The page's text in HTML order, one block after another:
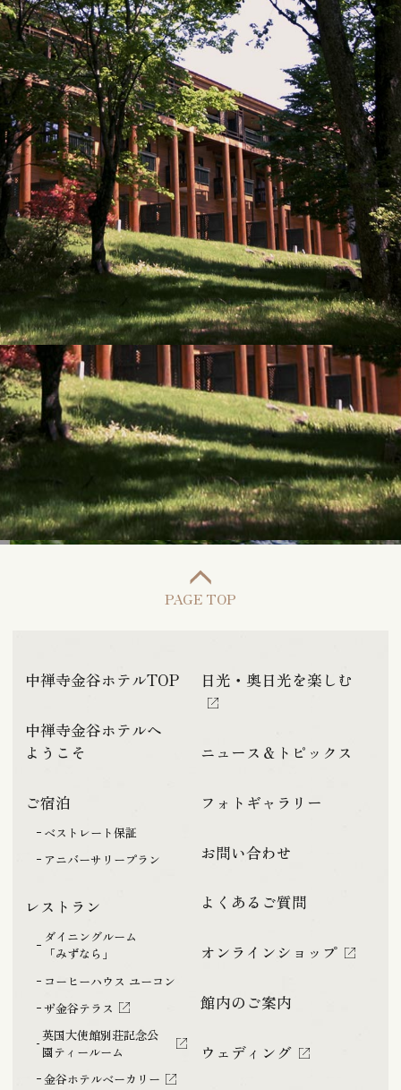
PAGE TOP
中禅寺金谷ホテルTOP
中禅寺金谷ホテルへ
ようこそ
ご宿泊
ベストレート保証
アニバーサリープラン
レストラン
ダイニングルーム
「みずなら」
コーヒーハウス ユーコン
ザ金谷テラス
英国大使館別荘記念公
園ティールーム
金谷ホテルベーカリー
日光・奥日光を楽しむ
ニュース＆トピックス
フォトギャラリー
お問い合わせ
よくあるご質問
オンラインショップ
館内のご案内
ウェディング